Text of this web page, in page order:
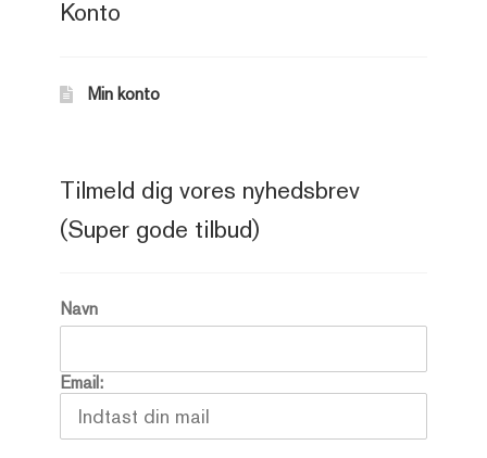
Konto
Min konto
Tilmeld dig vores nyhedsbrev
(Super gode tilbud)
Navn
Email: